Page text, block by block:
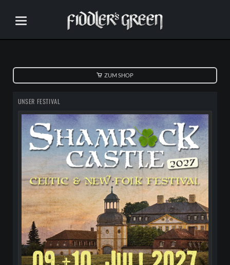
ZUM SHOP
UNSER FESTIVAL